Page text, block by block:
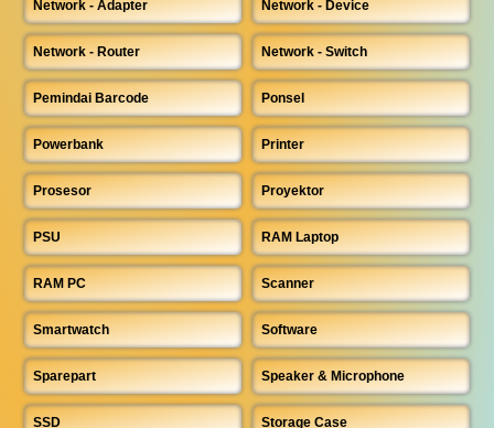
Network - Adapter Network - Device
Network - Router Network - Switch
Pemindai Barcode Ponsel
Powerbank Printer
Prosesor Proyektor
PSU RAM Laptop
RAM PC Scanner
Smartwatch Software
Sparepart Speaker & Microphone
SSD Storage Case